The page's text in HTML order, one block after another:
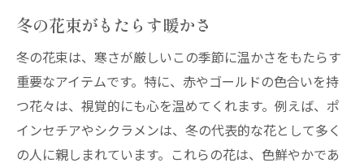
冬の花束がもたらす暖かさ
冬の花束は、寒さが厳しいこの季節に温かさをもたらす
重要なアイテムです。特に、赤やゴールドの色合いを持
つ花々は、視覚的にも心を温めてくれます。例えば、ポ
インセチアやシクラメンは、冬の代表的な花として多く
の人に親しまれています。これらの花は、色鮮やかであ